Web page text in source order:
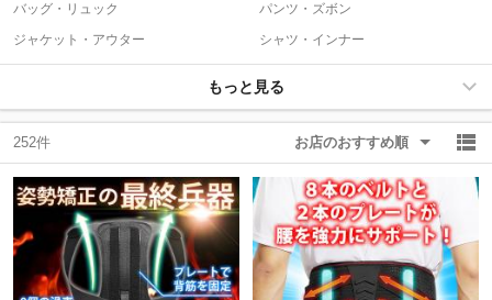
バッグ・リュック
パンツ・ズボン
ジャケット・アウター
シャツ・インナー
もっと見る
252件 お店のおすすめ順